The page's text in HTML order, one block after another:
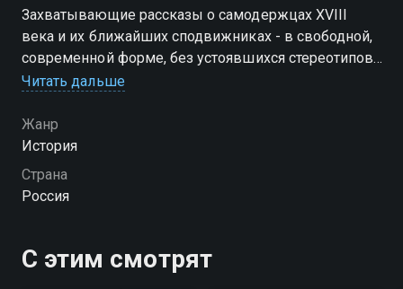
Захватывающие рассказы о самодержцах XVIII
века и их ближайших сподвижниках - в свободной,
современной форме, без устоявшихся стереотипов.
Неожиданно свежий взгляд на известных со
Читать дальше
Жанр
История
Страна
Россия
С этим смотрят